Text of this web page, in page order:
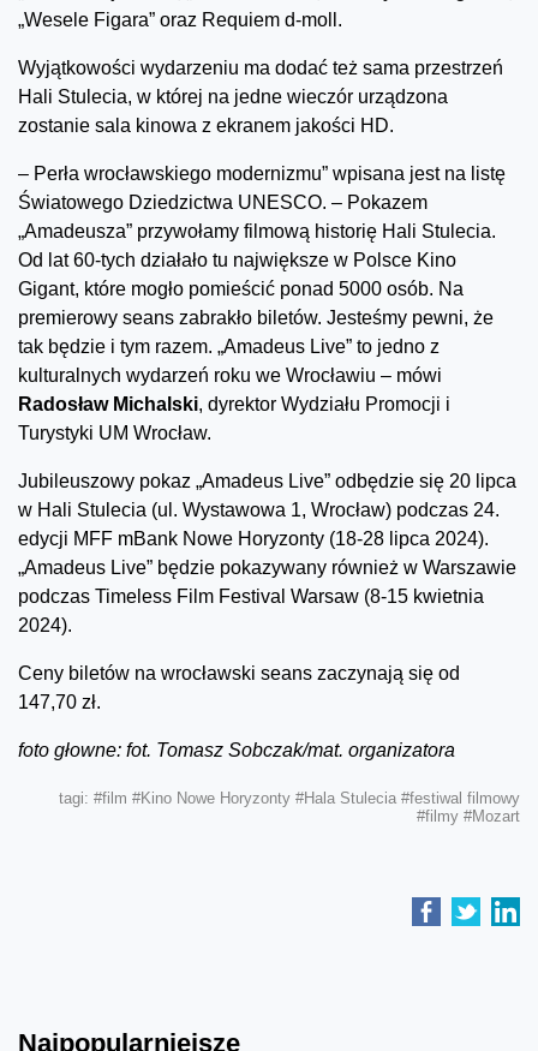
„Wesele Figara” oraz Requiem d-moll.
Wyjątkowości wydarzeniu ma dodać też sama przestrzeń
Hali Stulecia, w której na jedne wieczór urządzona
zostanie sala kinowa z ekranem jakości HD.
– Perła wrocławskiego modernizmu” wpisana jest na listę
Światowego Dziedzictwa UNESCO. – Pokazem
„Amadeusza” przywołamy filmową historię Hali Stulecia.
Od lat 60-tych działało tu największe w Polsce Kino
Gigant, które mogło pomieścić ponad 5000 osób. Na
premierowy seans zabrakło biletów. Jesteśmy pewni, że
tak będzie i tym razem. „Amadeus Live” to jedno z
kulturalnych wydarzeń roku we Wrocławiu – mówi
Radosław Michalski, dyrektor Wydziału Promocji i
Turystyki UM Wrocław.
Jubileuszowy pokaz „Amadeus Live” odbędzie się 20 lipca
w Hali Stulecia (ul. Wystawowa 1, Wrocław) podczas 24.
edycji MFF mBank Nowe Horyzonty (18-28 lipca 2024).
„Amadeus Live” będzie pokazywany również w Warszawie
podczas Timeless Film Festival Warsaw (8-15 kwietnia
2024).
Ceny biletów na wrocławski seans zaczynają się od
147,70 zł.
foto głowne: fot. Tomasz Sobczak/mat. organizatora
tagi: #film #Kino Nowe Horyzonty #Hala Stulecia #festiwal filmowy
#filmy #Mozart
Najpopularniejsze